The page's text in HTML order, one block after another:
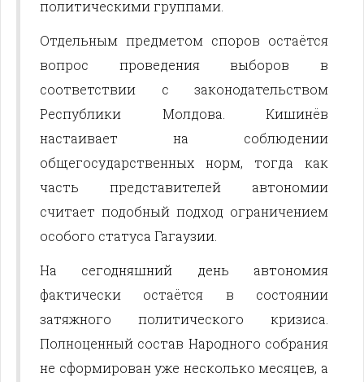
политическими группами.
Отдельным предметом споров остаётся
вопрос проведения выборов в
соответствии с законодательством
Республики Молдова. Кишинёв
настаивает на соблюдении
общегосударственных норм, тогда как
часть представителей автономии
считает подобный подход ограничением
особого статуса Гагаузии.
На сегодняшний день автономия
фактически остаётся в состоянии
затяжного политического кризиса.
Полноценный состав Народного собрания
не сформирован уже несколько месяцев, а